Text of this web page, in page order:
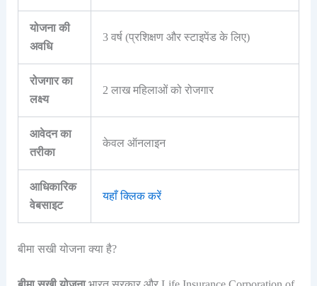
योजना की
अवधि
3 वर्ष (प्रशिक्षण और स्टाइपेंड के लिए)
रोजगार का
लक्ष्य
2 लाख महिलाओं को रोजगार
आवेदन का
तरीका
केवल ऑनलाइन
आधिकारिक
वेबसाइट
यहाँ क्लिक करें
बीमा सखी योजना क्या है?